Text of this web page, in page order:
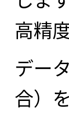
高精
デー
合）